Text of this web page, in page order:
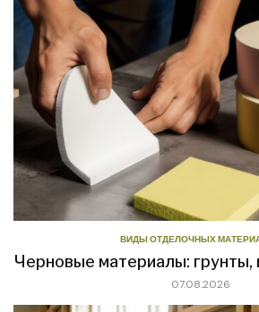
ВИДЫ ОТДЕЛОЧНЫХ
Черновые материалы: грунты,
07.08.2026